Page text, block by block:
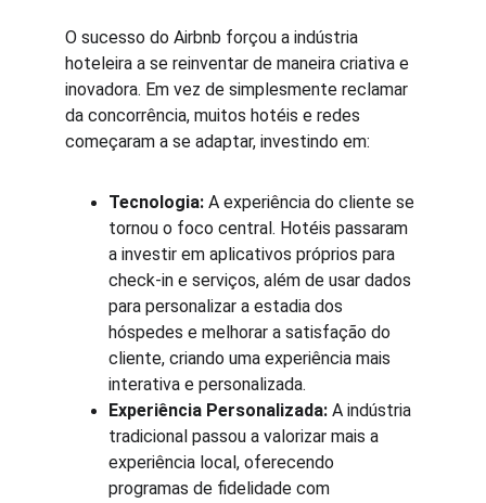
O sucesso do Airbnb forçou a indústria
hoteleira a se reinventar de maneira criativa e
inovadora. Em vez de simplesmente reclamar
da concorrência, muitos hotéis e redes
começaram a se adaptar, investindo em:
Tecnologia: A experiência do cliente se
tornou o foco central. Hotéis passaram
a investir em aplicativos próprios para
check-in e serviços, além de usar dados
para personalizar a estadia dos
hóspedes e melhorar a satisfação do
cliente, criando uma experiência mais
interativa e personalizada.
Experiência Personalizada: A indústria
tradicional passou a valorizar mais a
experiência local, oferecendo
programas de fidelidade com